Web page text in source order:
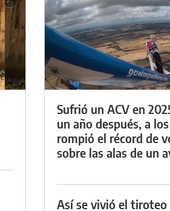
Sufrió un ACV en
un año después, a los
rompió el récord de
sobre las alas de un
Así se vivió el tiroteo